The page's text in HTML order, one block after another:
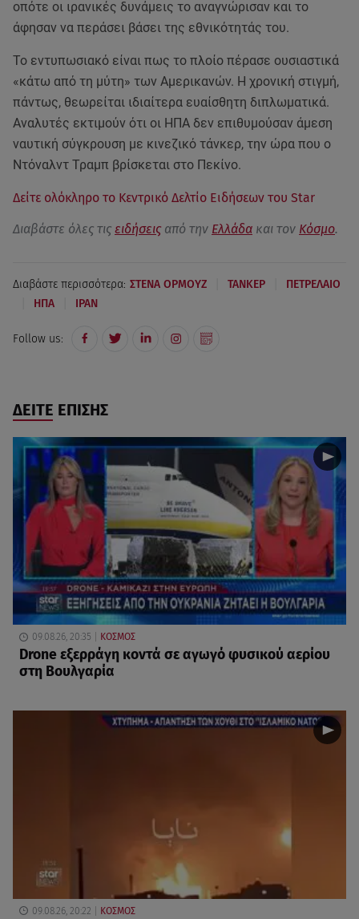
οπότε οι ιρανικές δυνάμεις το αναγνώρισαν και το
άφησαν να περάσει βάσει της εθνικότητάς του.
Το εντυπωσιακό είναι πως το πλοίο πέρασε ουσιαστικά
«κάτω από τη μύτη» των Αμερικανών. Η χρονική στιγμή,
πάντως, θεωρείται ιδιαίτερα ευαίσθητη διπλωματικά.
Αναλυτές εκτιμούν ότι οι ΗΠΑ δεν επιθυμούσαν άμεση
ναυτική σύγκρουση με κινεζικό τάνκερ, την ώρα που ο
Ντόναλντ Τραμπ βρίσκεται στο Πεκίνο.
Δείτε ολόκληρο το Κεντρικό Δελτίο Ειδήσεων του Star
Διαβάστε όλες τις ειδήσεις από την Ελλάδα και τον Κόσμο.
Διαβάστε περισσότερα: ΣΤΕΝΑ ΟΡΜΟΥΖ ΤΑΝΚΕΡ ΠΕΤΡΕΛΑΙΟ
ΗΠΑ ΙΡΑΝ
Follow us:
ΔΕΙΤΕ ΕΠΙΣΗΣ
09.08.26, 20:35 ΚΟΣΜΟΣ
Drone εξερράγη κοντά σε αγωγό φυσικού αερίου
στη Βουλγαρία
09.08.26, 20:22 ΚΟΣΜΟΣ